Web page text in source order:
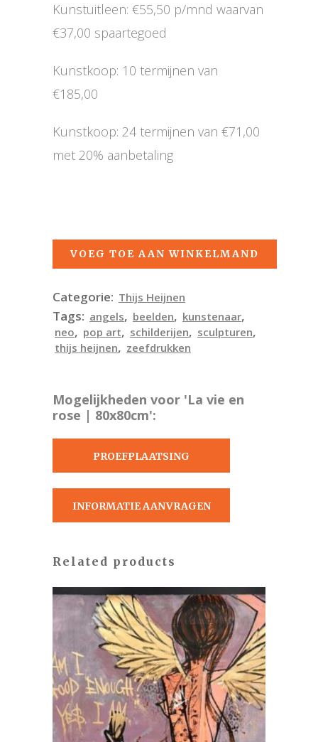
Kunstuitleen: €55,50 p/mnd waarvan
€37,00 spaartegoed
Kunstkoop: 10 termijnen van
€185,00
Kunstkoop: 24 termijnen van €71,00
met 20% aanbetaling
VOEG TOE AAN WINKELMAND
Categorie: Thijs Heijnen
Tags: angels, beelden, kunstenaar,
neo, pop art, schilderijen, sculpturen,
thijs heijnen, zeefdrukken
Mogelijkheden voor 'La vie en
rose | 80x80cm':
PROEFPLAATSING
INFORMATIE AANVRAGEN
Related products